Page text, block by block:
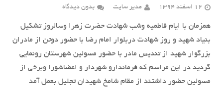
12 اسفند 1394 مدیر سایت بدون دیدگاه
همزمان با ایام فاطمیه وشب شهادت حضرت زهرا وسالروز تشکیل
بنیاد شهید و روز شهادت دربلوار امام رضا با حضور دوتن از مادران
بزرگوار شهید از تندیس مادر با حضور مسولین شهرستان رونمایی
گردید در این مراسم که فرماندارو شهردار و اعضاشورا وبرخی از
مسولین حضور داشتند از مقام شامخ شهیدان تجلیل بعمل آمد